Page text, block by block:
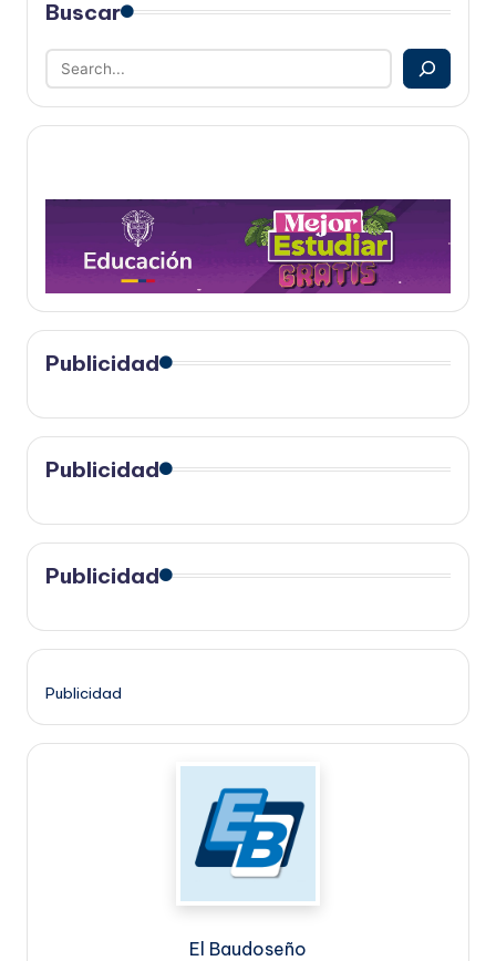
Buscar
Publicidad
Publicidad
Publicidad
Publicidad
El Baudoseño